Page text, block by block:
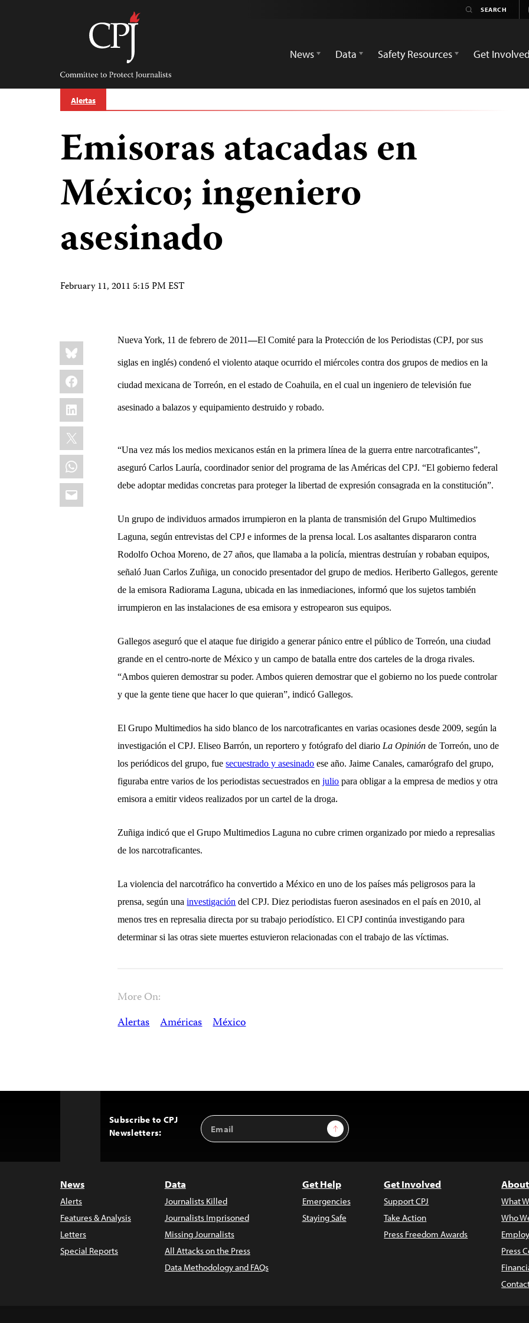
Committee
Protect
Journalists
News
Data Safety Resources Get Involved
Alertas
Emisoras atacadas en
México; ingeniero
asesinado
February 11, 2011 5:15 PM EST
Share
this:
Bluesky
Facebook
LinkedIn
X
WhatsApp
Email
Nueva York, 11 de febrero de 2011—El Comité para la Protección de los Periodistas (CPJ, por sus
siglas en inglés) condenó el violento ataque ocurrido el miércoles contra dos grupos de medios en la
ciudad mexicana de Torreón, en el estado de Coahuila, en el cual un ingeniero de televisión fue
asesinado a balazos y equipamiento destruido y robado.
“Una vez más los medios mexicanos están en la primera línea de la guerra entre narcotraficantes”,
aseguró Carlos Lauría, coordinador senior del programa de las Américas del CPJ. “El gobierno federal
debe adoptar medidas concretas para proteger la libertad de expresión consagrada en la constitución”.
Un grupo de individuos armados irrumpieron en la planta de transmisión del Grupo Multimedios
Laguna, según entrevistas del CPJ e informes de la prensa local. Los asaltantes dispararon contra
Rodolfo Ochoa Moreno, de 27 años, que llamaba a la policía, mientras destruían y robaban equipos,
señaló Juan Carlos Zuñiga, un conocido presentador del grupo de medios. Heriberto Gallegos, gerente
de la emisora Radiorama Laguna, ubicada en las inmediaciones, informó que los sujetos también
irrumpieron en las instalaciones de esa emisora y estropearon sus equipos.
Gallegos aseguró que el ataque fue dirigido a generar pánico entre el público de Torreón, una ciudad
grande en el centro-norte de México y un campo de batalla entre dos carteles de la droga rivales.
“Ambos quieren demostrar su poder. Ambos quieren demostrar que el gobierno no los puede controlar
y que la gente tiene que hacer lo que quieran”, indicó Gallegos.
El Grupo Multimedios ha sido blanco de los narcotraficantes en varias ocasiones desde 2009, según la
investigación el CPJ. Eliseo Barrón, un reportero y fotógrafo del diario La Opiniónde Torreón, uno de
los periódicos del grupo, fuesecuestrado y asesinado ese año. Jaime Canales, camarógrafo del grupo,
figuraba entre varios de los periodistas secuestrados enjulio para obligar a la empresa de medios y otra
emisora a emitir videos realizados por un cartel de la droga.
Zuñiga indicó que el Grupo Multimedios Laguna no cubre crimen organizado por miedo a represalias
de los narcotraficantes.
La violencia del narcotráfico ha convertido a México en uno de los países más peligrosos para la
prensa, según unainvestigación del CPJ. Diez periodistas fueron asesinados en el país en 2010, al
menos tres en represalia directa por su trabajo periodístico. El CPJ continúa investigando para
determinar si las otras siete muertes estuvieron relacionadas con el trabajo de las víctimas.
More On:
Alertas Américas México
Subscribe to CPJ
Newsletters:
Email
Address
Sign Up
News
Alerts
Features & Analysis
Letters
Special Reports
Data
Journalists Killed
Journalists Imprisoned
Missing Journalists
All Attacks on the Press
Data Methodology and FAQs
Get Help
Emergencies
Staying Safe
Get Involved
Support CPJ
Take Action
Press Freedom Awards
What
Who
Press